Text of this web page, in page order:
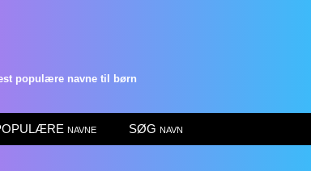
populære navne til børn
navne SØG navn